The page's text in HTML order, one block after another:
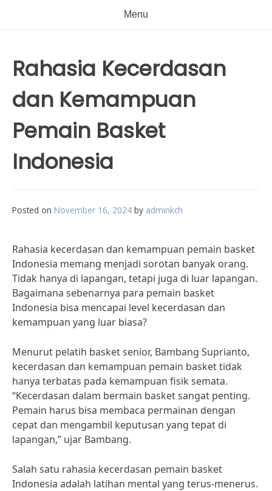
Menu
Rahasia Kecerdasan
dan Kemampuan
Pemain Basket
Indonesia
Posted on November 16, 2024 by adminkch
Rahasia kecerdasan dan kemampuan pemain basket
Indonesia memang menjadi sorotan banyak orang.
Tidak hanya di lapangan, tetapi juga di luar lapangan.
Bagaimana sebenarnya para pemain basket
Indonesia bisa mencapai level kecerdasan dan
kemampuan yang luar biasa?
Menurut pelatih basket senior, Bambang Suprianto,
kecerdasan dan kemampuan pemain basket tidak
hanya terbatas pada kemampuan fisik semata.
“Kecerdasan dalam bermain basket sangat penting.
Pemain harus bisa membaca permainan dengan
cepat dan mengambil keputusan yang tepat di
lapangan,” ujar Bambang.
Salah satu rahasia kecerdasan pemain basket
Indonesia adalah latihan mental yang terus-menerus.